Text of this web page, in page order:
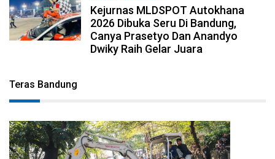
Kejurnas MLDSPOT Autokhana
2026 Dibuka Seru Di Bandung,
Canya Prasetyo Dan Anandyo
Dwiky Raih Gelar Juara
Teras Bandung